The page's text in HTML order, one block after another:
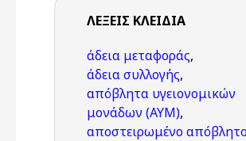
ΛΈΞΕΙΣ KΛΕΙΔΙΆ
άδεια μεταφοράς,
άδεια συλλογής,
απόβλητα υγειονομικών
μονάδων (ΑΥΜ),
αποστειρωμένο